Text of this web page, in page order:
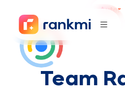
Autor
Team